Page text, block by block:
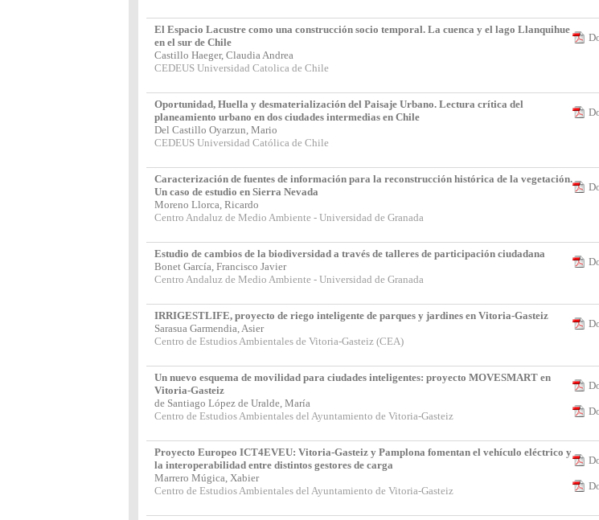
El Espacio Lacustre como una construcción socio temporal. La cuenca y el lago Llanquihue
en el sur de Chile
Castillo Haeger, Claudia Andrea
CEDEUS Universidad Catolica de Chile
Oportunidad, Huella y desmaterialización del Paisaje Urbano. Lectura crítica del
planeamiento urbano en dos ciudades intermedias en Chile
Del Castillo Oyarzun, Mario
CEDEUS Universidad Católica de Chile
Caracterización de fuentes de información para la reconstrucción histórica de la vegetación.
Un caso de estudio en Sierra Nevada
Moreno Llorca, Ricardo
Centro Andaluz de Medio Ambiente - Universidad de Granada
Estudio de cambios de la biodiversidad a través de talleres de participación ciudadana
Bonet García, Francisco Javier
Centro Andaluz de Medio Ambiente - Universidad de Granada
IRRIGESTLIFE, proyecto de riego inteligente de parques y jardines en Vitoria-Gasteiz
Sarasua Garmendia, Asier
Centro de Estudios Ambientales de Vitoria-Gasteiz (CEA)
Un nuevo esquema de movilidad para ciudades inteligentes: proyecto MOVESMART en
Vitoria-Gasteiz
de Santiago López de Uralde, María
Centro de Estudios Ambientales del Ayuntamiento de Vitoria-Gasteiz
Proyecto Europeo ICT4EVEU: Vitoria-Gasteiz y Pamplona fomentan el vehículo eléctrico y
la interoperabilidad entre distintos gestores de carga
Marrero Múgica, Xabier
Centro de Estudios Ambientales del Ayuntamiento de Vitoria-Gasteiz